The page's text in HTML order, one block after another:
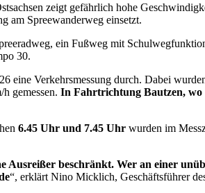
zeigt gefährlich hohe
am Spreewanderweg einsetzt.
ein Fußweg mit
30.
Verkehrsmessung durch. Dabei
gemessen. In Fahrtrichtung Bautzen, wo
6.45 Uhr und 7.45 Uhr wurden im
beschränkt. Wer an einer
“, erklärt Nino Micklich, Geschäftsführer